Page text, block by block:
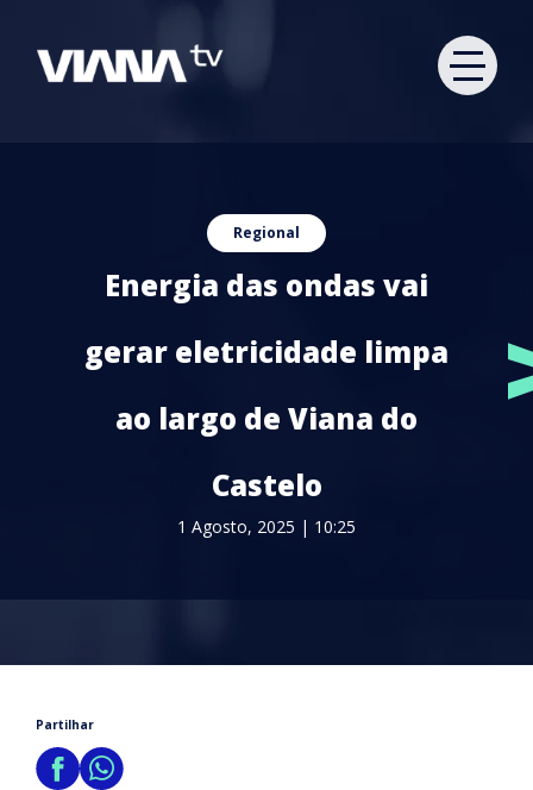
Regional
Energia das ondas vai
gerar eletricidade limpa
ao largo de Viana do
Castelo
1 Agosto, 2025 | 10:25
Partilhar